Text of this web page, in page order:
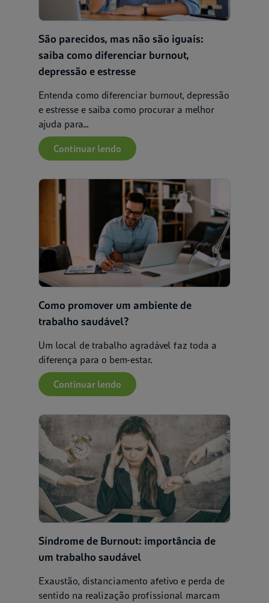
Filtrar por:
Principais doenças
Burnout
Depressão
Saúde e bem-estar
Saúde mental
São parecidos, mas não são iguais:
saiba como diferenciar burnout,
depressão e estresse
Entenda como diferenciar burnout, depressão
e estresse e saiba como procurar a melhor
ajuda para...
Continuar lendo
Como promover um ambiente de
trabalho saudável?
Um local de trabalho agradável faz toda a
diferença para o bem-estar.
Continuar lendo
Síndrome de Burnout: importância de
um trabalho saudável
Exaustão, distanciamento afetivo e perda de
sentido na realização profissional marcam